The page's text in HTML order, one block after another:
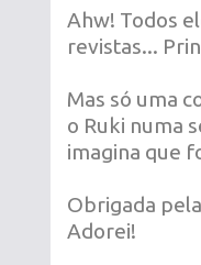
Ahw! Todos
revistas...
Mas só uma
o Ruki numa
imagina que
Obrigada
Adorei!